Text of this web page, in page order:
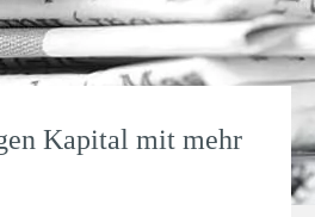
Kapital mit mehr